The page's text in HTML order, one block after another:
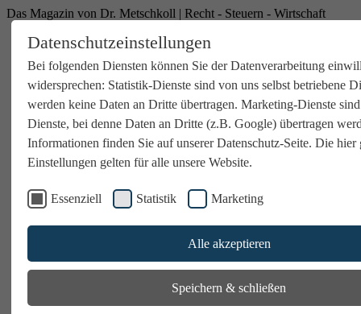
Datenschutzeinstellungen
Bei folgenden Diensten können Sie der Datenverarbeitung
widersprechen: Statistik-Dienste sind von uns selbst betriebene
werden keine Daten an Dritte übertragen. Marketing-Dienste
Dienste, bei denne Daten an Dritte (z.B. Google) übertragen
Informationen finden Sie auf unserer Datenschutz-Seite. Die hier
Einstellungen gelten für alle unsere Website.
Essenziell Statistik Marketing
Alle akzeptieren
Speichern & schließen
Das Magazin von Dr. Metschkoll | Recht - Steuern - Wirtschaft